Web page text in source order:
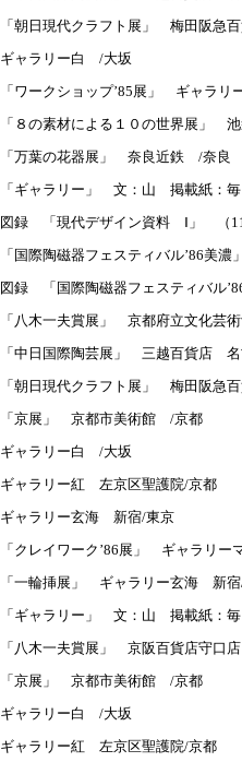
「朝日現代クラフト展」 梅田阪急
ギャラリー白 /大坂
「ワークショップ’85展」 ギャラ
「８の素材による１０の世界展」
「万葉の花器展」 奈良近鉄 /奈良
「ギャラリー」 文：山 掲載紙：
図録 「現代デザイン資料 Ⅰ」 （
「国際陶磁器フェスティバル’86
図録 「国際陶磁器フェスティバル
「八木一夫賞展」 京都府立文化芸
「中日国際陶芸展」 三越百貨店
「朝日現代クラフト展」 梅田阪急
「京展」 京都市美術館 /京都
ギャラリー白 /大坂
ギャラリー紅 左京区聖護院/京都
ギャラリー玄海 新宿/東京
「クレイワーク’86展」 ギャラリ
「一輪挿展」 ギャラリー玄海 新
「ギャラリー」 文：山 掲載紙：
「八木一夫賞展」 京阪百貨店守口
「京展」 京都市美術館 /京都
ギャラリー白 /大坂
ギャラリー紅 左京区聖護院/京都